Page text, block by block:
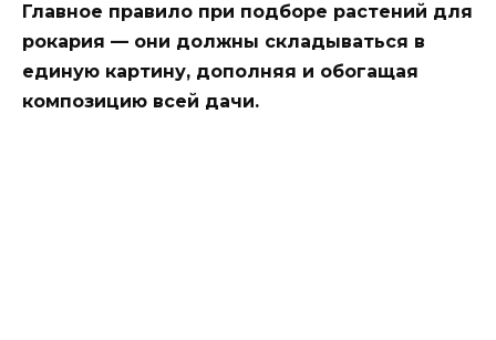
Главное правило при подборе растений для
рокария — они должны складываться в
единую картину, дополняя и обогащая
композицию всей дачи.